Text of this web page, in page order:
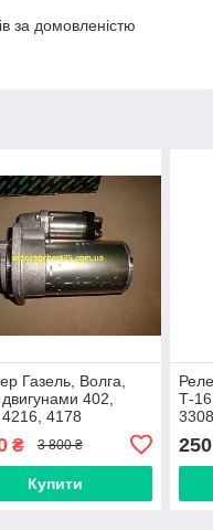
за домовленістю
Газель, Волга,
двигунами 402,
4178
₴ 3 800 ₴
Купити
Т-
250